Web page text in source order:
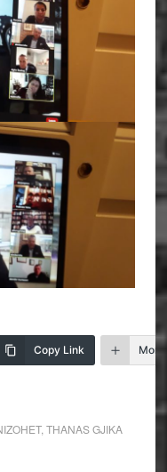
Copy Link More
, THANAS GJIKA